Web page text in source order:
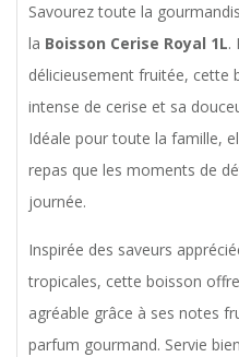
Savourez toute la
la Boisson Cerise Royal 1L.
délicieusement fruitée, cette
intense de cerise et sa
Idéale pour toute la famille,
repas que les moments de
journée.
Inspirée des saveurs
tropicales, cette boisson
agréable grâce à ses notes
parfum gourmand. Servie